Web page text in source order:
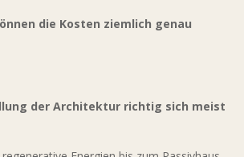
die Kosten ziemlich genau
der Architektur richtig sich meist